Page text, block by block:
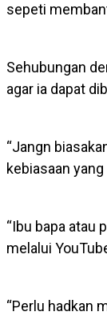
sepeti
Sehubungan
agar ia dapat
“Jangn
kebiasaan
“Ibu bapa atau
melalui
“Perlu hadkan